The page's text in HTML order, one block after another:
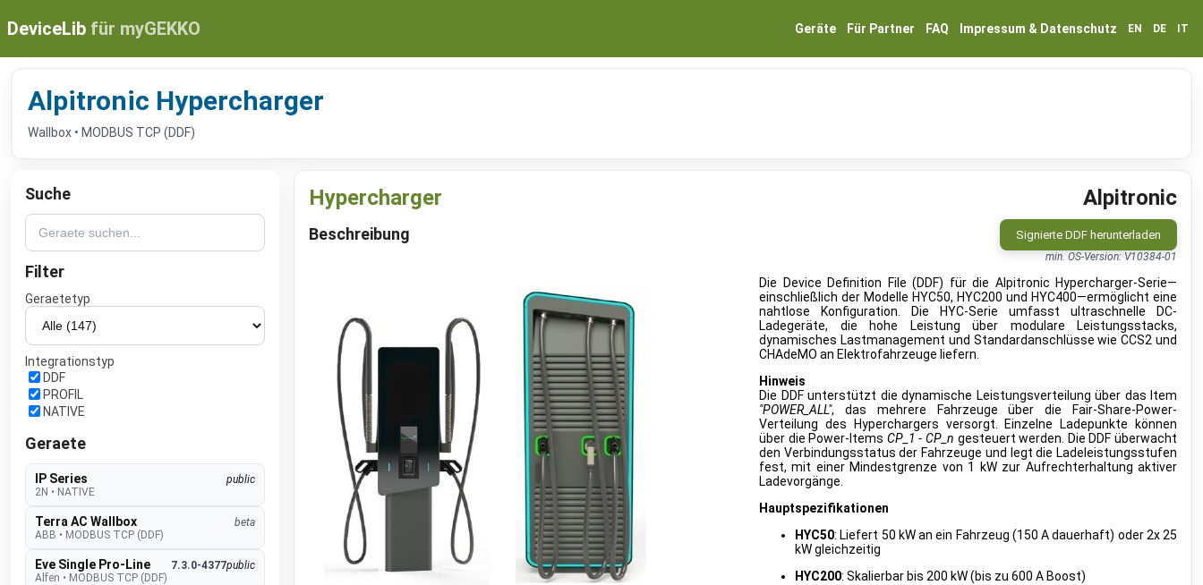
DeviceLib für myGEKKO Geräte Für Partner FAQ Impressum & Datenschutz EN DE IT
Alpitronic Hypercharger
Wallbox • MODBUS TCP (DDF)
Suche
Filter
Geraetetyp
Integrationstyp
DDF
PROFIL
NATIVE
Geraete
IP Series
public
2N • NATIVE
Terra AC Wallbox
beta
ABB • MODBUS TCP (DDF)
Eve Single Pro-Line 7.3.0-4377public
Alfen • MODBUS TCP (DDF)
Hypercharger Alpitronic
Beschreibung Signierte DDF herunterladen
min. OS-Version: V10384-01
Die Device Definition File (DDF) für die Alpitronic Hypercharger-Serie—
einschließlich der Modelle HYC50, HYC200 und HYC400—ermöglicht eine
nahtlose Konfiguration. Die HYC-Serie umfasst ultraschnelle DC-
Ladegeräte, die hohe Leistung über modulare Leistungsstacks,
dynamisches Lastmanagement und Standardanschlüsse wie CCS2 und
CHAdeMO an Elektrofahrzeuge liefern.
Hinweis
Die DDF unterstützt die dynamische Leistungsverteilung über das Item
"POWER_ALL", das mehrere Fahrzeuge über die Fair-Share-Power-
Verteilung des Hyperchargers versorgt. Einzelne Ladepunkte können
über die Power-Items CP_1 - CP_n gesteuert werden. Die DDF überwacht
den Verbindungsstatus der Fahrzeuge und legt die Ladeleistungsstufen
fest, mit einer Mindestgrenze von 1 kW zur Aufrechterhaltung aktiver
Ladevorgänge.
Hauptspezifikationen
HYC50: Liefert 50 kW an ein Fahrzeug (150 A dauerhaft) oder 2x 25
kW gleichzeitig
HYC200: Skalierbar bis 200 kW (bis zu 600 A Boost)